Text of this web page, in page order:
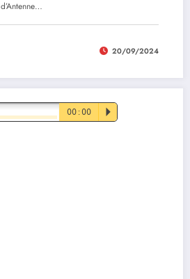
20/09/2024
00:00 P